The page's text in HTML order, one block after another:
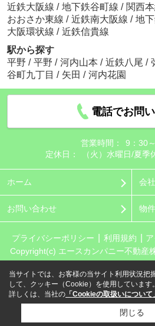
近鉄大阪線 / 地下鉄谷町線 / 関西
おおさか東線 / 近鉄南大阪線 / 地
大阪環状線 / 近鉄信貴線
駅から探す
平野 / 平野 / 河内山本 / 近鉄八尾 /
谷町九丁目 / 矢田 / 河内花園
電話でお問
営業時間：
9：30
定休日：
（火）水曜日/夏
ホーム 会
お問い合わせ 物
プライバシーポリシー 利用規約
Copyright(c) エースカンパニー不動産
当サイトでは、お客様の当サイト利用状況把
して、クッキー（Cookie）を使用しています。
詳しくは、当社の 「Cookieの取扱いについて
閉じる